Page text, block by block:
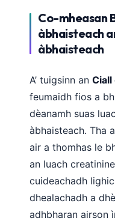
Co-mheasan
àbhaisteach
àbhaisteach
A’ tuigsinn an Ciall
feumaidh fios a
dèanamh suas
àbhaisteach. Tha
air a thomhas le
an luach
cuideachadh
dhealachadh a
adhbharan airson